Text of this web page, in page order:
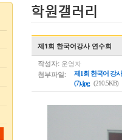
학원갤러리
제1회 한국어강사 연수회
작성자: 운영자
첨부파일:
제1회 한국어 강
(7).jpg (210.5KB)